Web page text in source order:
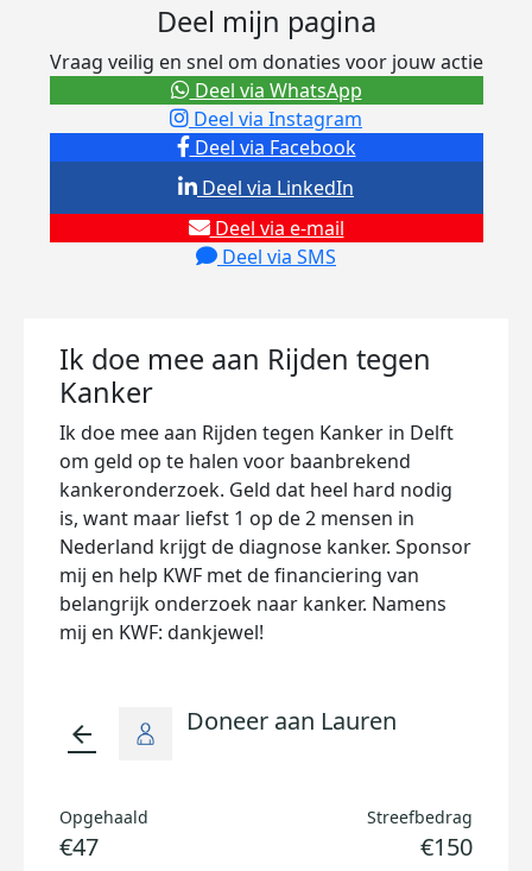
Deel mijn pagina
Vraag veilig en snel om donaties voor jouw actie
Deel via Facebook
Deel via Instagram
Deel via e-mail
Deel via SMS
Deel via LinkedIn
Deel via WhatsApp
Ik doe mee aan Rijden tegen
Kanker
Ik doe mee aan Rijden tegen Kanker in Delft
om geld op te halen voor baanbrekend
kankeronderzoek. Geld dat heel hard nodig
is, want maar liefst 1 op de 2 mensen in
Nederland krijgt de diagnose kanker. Sponsor
mij en help KWF met de financiering van
belangrijk onderzoek naar kanker. Namens
mij en KWF: dankjewel!
arrow_back Doneer aan Lauren
Opgehaald
€47
Streefbedrag
€150